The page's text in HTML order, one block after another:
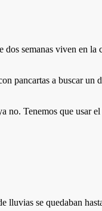
semanas viven en
pancartas a buscar
no. Tenemos que usar
se quedaban